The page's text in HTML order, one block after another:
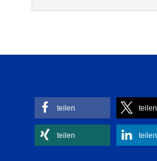
teilen teilen
teilen teilen